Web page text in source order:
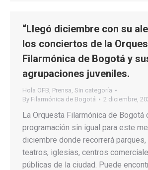
“Llegó diciembre con su
los conciertos de la
Filarmónica de Bogotá y
agrupaciones juveniles.
Hola OFB, Prensa, Sin categoría
By Filarmónica de Bogotá 2 diciembre,
La Orquesta Filarmónica de Bogotá
programación sin igual para este
diciembre donde recorrerá
teatros, iglesias, centros
públicas de la ciudad. Puede